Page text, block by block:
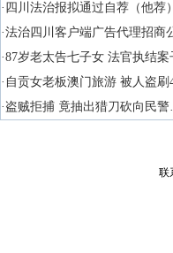
·四川法治报拟通过自荐（他
·法治四川客户端广告代理招商
·87岁老太告七子女 法官执结
·自贡女老板澳门旅游 被人盗刷
·盗贼拒捕 竟抽出猎刀砍向民
联